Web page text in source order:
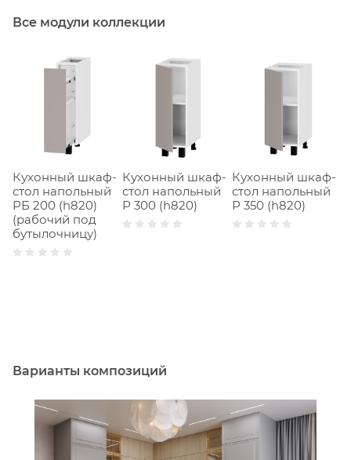
Все модули коллекции
Кухонный шкаф-
стол напольный
РБ 200 (h820)
(рабочий под
бутылочницу)
Кухонный шкаф-
стол напольный
Р 300 (h820)
Кухонный шкаф-
стол напольный
Р 350 (h820)
Варианты композиций